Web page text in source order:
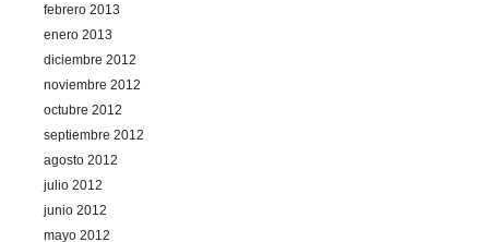
febrero 2013
enero 2013
diciembre 2012
noviembre 2012
octubre 2012
septiembre 2012
agosto 2012
julio 2012
junio 2012
mayo 2012